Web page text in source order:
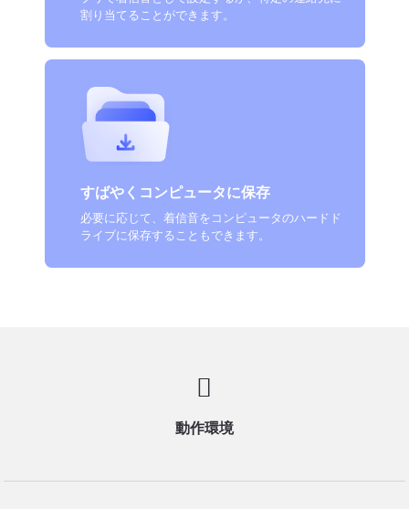
割り当てることができます。
すばやくコンピュータに保存
必要に応じて、着信音をコンピュータのハードド
ライブに保存することもできます。

動作環境